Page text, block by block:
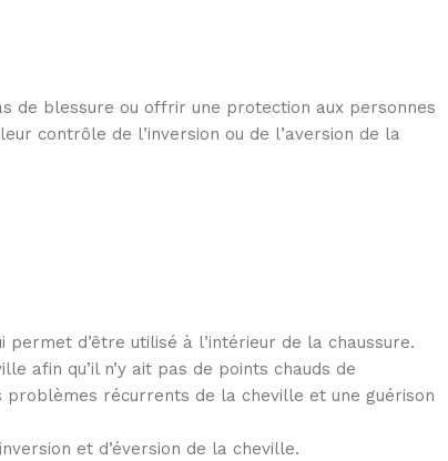
de blessure ou offrir une protection aux personnes
contrôle de l’inversion ou de l’aversion de la
d’être utilisé à l’intérieur de la chaussure.
afin qu’il n’y ait pas de points chauds de
récurrents de la cheville et une guérison
et d’éversion de la cheville.